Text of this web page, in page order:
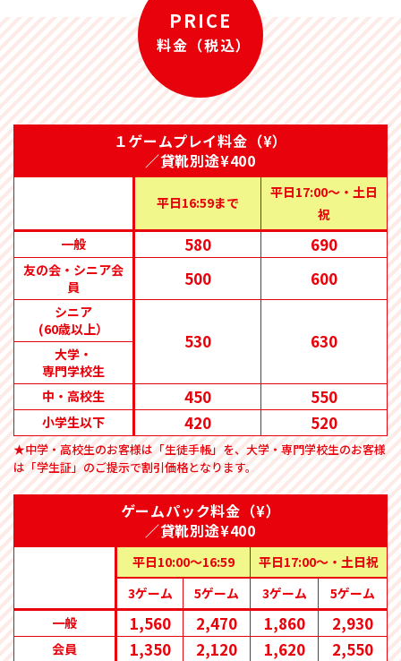
2026/06/30
大学ボウル土浦本店・水戸店 7月のレーンコンディション
2026/06/29
大学ボウル水戸店 イベント告知「大好評につき復活！」“放
課後割”開催！！
大学ボウル 水戸店 大学ボウルNEWS2026年7月号公開！
大学ボウル 水戸店 大学ボウルNEWS2026年6月号公開！
2026/05/29
大学ボウルから「臨時休業のお知らせ」
PRICE
料金（税込）
１ゲームプレイ料金（¥）
／貸靴別途¥400
平日16:59まで
平日17:00〜・土日
祝
一般
580 690
友の会・シニア会
員
500 600
シニア
(60歳以上）
530 630
大学・
専門学校生
中・高校生
450 550
小学生以下 420 520
★中学・高校生のお客様は「生徒手帳」を、大学・専門学校生のお客様
は「学生証」のご提示で割引価格となります。
ゲームパック料金（¥）
／貸靴別途¥400
平日10:00〜16:59
平日17:00〜・土日祝
3ゲーム
5ゲーム 3ゲーム
5ゲーム
一般
1,560 2,470 1,860 2,930
会員 1,350 2,120 1,620 2,550